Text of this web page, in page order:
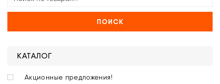
ПОИСК
КАТАЛОГ
Акционные предложения!